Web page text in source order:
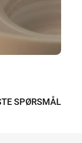
SPØRSMÅL